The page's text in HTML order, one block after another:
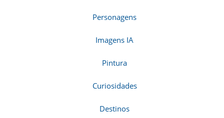
Personagens
Imagens IA
Pintura
Curiosidades
Destinos